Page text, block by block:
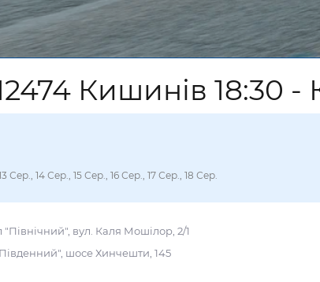
Кишинів 18:30 -
Сер., 14 Сер., 15 Сер., 16 Сер., 17 Сер., 18 Сер.
"Північний", вул. Каля Мошілор, 2/1
шосе Хинчешти, 145